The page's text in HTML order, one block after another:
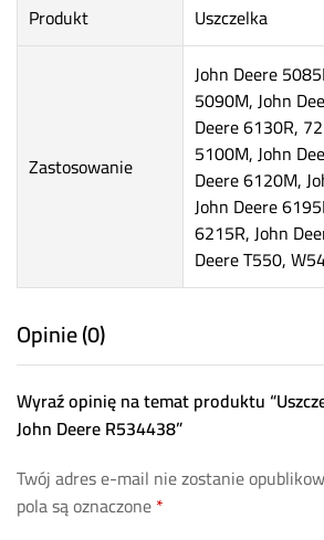
Produkt
Uszczelka
Zastosowanie
John Deere
5090M, John
Deere 6130R,
5100M, John
Deere 6120M,
John Deere
6215R, John
Deere T550,
Opinie (0)
Wyraź opinię na temat produktu
John Deere R534438”
Twój adres e-mail nie zostanie
pola są oznaczone*